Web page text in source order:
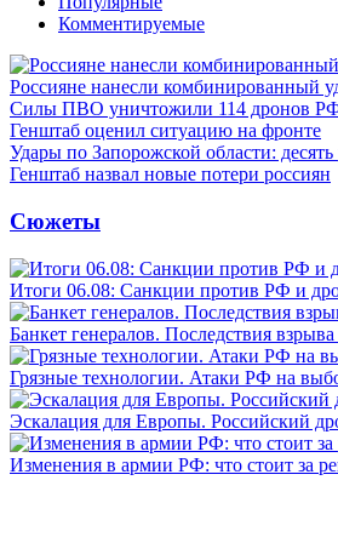
Комментируемые
Россияне нанесли комбинированный
Силы ПВО уничтожили 114 дронов
Генштаб оценил ситуацию на фронте
Удары по Запорожской области:
Генштаб назвал новые потери россиян
Сюжеты
Итоги 06.08: Санкции против РФ и
Банкет генералов. Последствия
Грязные технологии. Атаки РФ на
Эскалация для Европы. Российский
Изменения в армии РФ: что стоит за